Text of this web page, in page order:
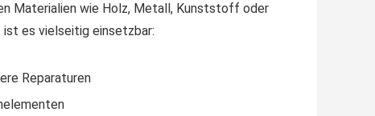
Materialien wie Holz, Metall, Kunststoff oder
ist es vielseitig einsetzbar:
Reparaturen